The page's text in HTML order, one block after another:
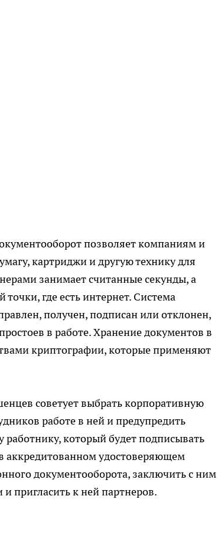
позволяет компаниям и
картриджи и другую технику для
занимает считанные секунды, а
где есть интернет. Система
получен, подписан или отклонен,
в работе. Хранение документов в
криптографии, которые применяют
советует выбрать корпоративную
работе в ней и предупредить
который будет подписывать
аккредитованном удостоверяющем
документооборота, заключить с ним
пригласить к ней партнеров.